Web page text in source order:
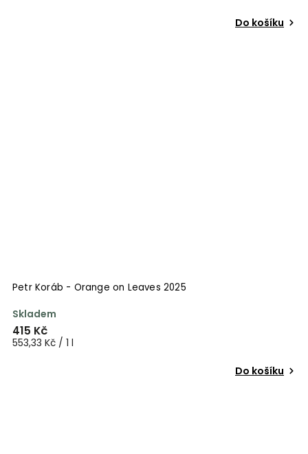
Do košíku
Petr Koráb - Orange on Leaves 2025
Skladem
415 Kč
553,33 Kč / 1 l
Do košíku